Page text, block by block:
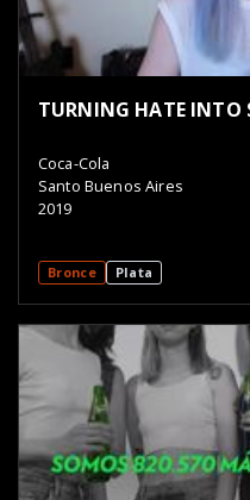
TURNING HATE INTO
Coca-Cola
Santo Buenos Aires
2019
Bronce Plata